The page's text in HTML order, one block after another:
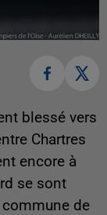
blessé vers
Chartres
encore à
se sont
commune de